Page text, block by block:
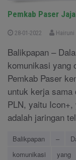
Pemkab Paser
28-01-2022 Hairuni
Balikpapan –
komunikasi yang
Pemkab Paser
untuk kerja sama
PLN, yaitu
adalah jaringan
Balikpapan –
komunikasi
yang